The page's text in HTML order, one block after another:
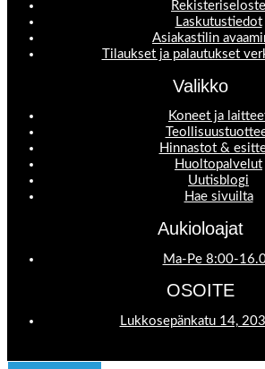
Rekisteriseloste
Laskutustiedot
Asiakastilin
Tilaukset ja palautukset
Valikko
Koneet ja
Hinnastot &
Huoltopalvelut
Uutisblogi
Hae sivuilta
Aukioloajat
Ma-Pe 8:00-
OSOITE
Lukkosepänkatu 14,